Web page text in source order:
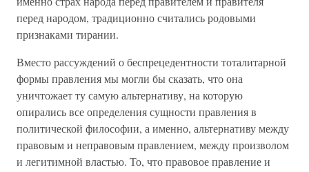
перед народом, традиционно считались родовыми
признаками тирании.
Вместо рассуждений о беспрецедентности тоталитарной
формы правления мы могли бы сказать, что она
уничтожает ту самую альтернативу, на которую
опирались все определения сущности правления в
политической философии, а именно, альтернативу между
правовым и неправовым правлением, между произволом
и легитимной властью. То, что правовое правление и